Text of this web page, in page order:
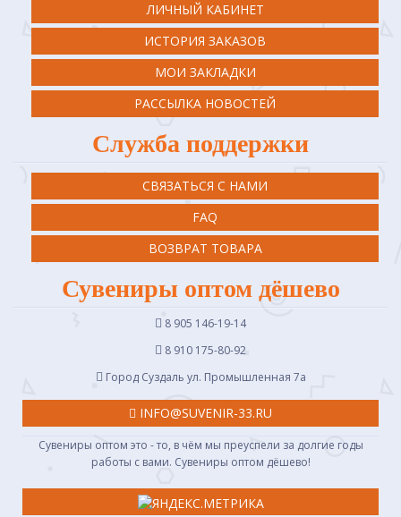
ЛИЧНЫЙ КАБИНЕТ
ИСТОРИЯ ЗАКАЗОВ
МОИ ЗАКЛАДКИ
РАССЫЛКА НОВОСТЕЙ
Служба поддержки
СВЯЗАТЬСЯ С НАМИ
FAQ
ВОЗВРАТ ТОВАРА
Сувениры оптом дёшево
8 905 146-19-14
8 910 175-80-92
Город Суздаль ул. Промышленная 7a
INFO@SUVENIR-33.RU
Сувениры оптом это - то, в чём мы преуспели за долгие годы
работы с вами. Сувениры оптом дёшево!